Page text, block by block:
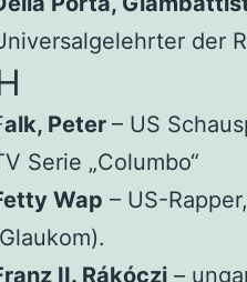
der
alk, Peter – US
Serie „Columbo“
Wap – US-
II. Rákóczi –